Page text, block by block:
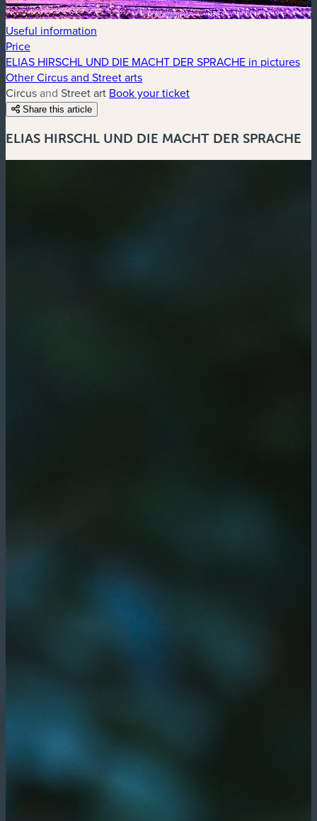
Useful information
Price
ELIAS HIRSCHL UND DIE MACHT DER SPRACHE in pictures
Other Circus and Street arts
Circus and Street art Book your ticket
Share this article
ELIAS HIRSCHL UND DIE MACHT DER SPRACHE